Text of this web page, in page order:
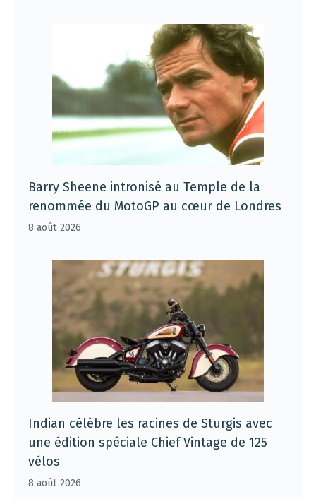
Barry Sheene intronisé au Temple de la
renommée du MotoGP au cœur de Londres
8 août 2026
Indian célèbre les racines de Sturgis avec
une édition spéciale Chief Vintage de 125
vélos
8 août 2026